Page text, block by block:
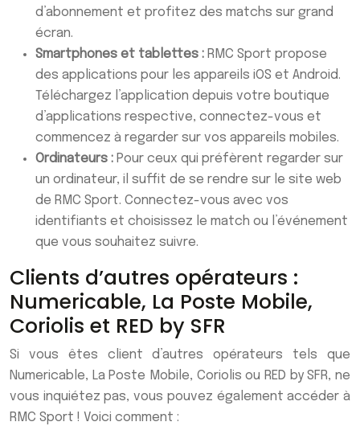
d’abonnement et profitez des matchs sur grand
écran.
Smartphones et tablettes : RMC Sport propose
des applications pour les appareils iOS et Android.
Téléchargez l’application depuis votre boutique
d’applications respective, connectez-vous et
commencez à regarder sur vos appareils mobiles.
Ordinateurs : Pour ceux qui préfèrent regarder sur
un ordinateur, il suffit de se rendre sur le site web
de RMC Sport. Connectez-vous avec vos
identifiants et choisissez le match ou l’événement
que vous souhaitez suivre.
Clients d’autres opérateurs :
Numericable, La Poste Mobile,
Coriolis et RED by SFR
Si vous êtes client d’autres opérateurs tels que
Numericable, La Poste Mobile, Coriolis ou RED by SFR, ne
vous inquiétez pas, vous pouvez également accéder à
RMC Sport ! Voici comment :